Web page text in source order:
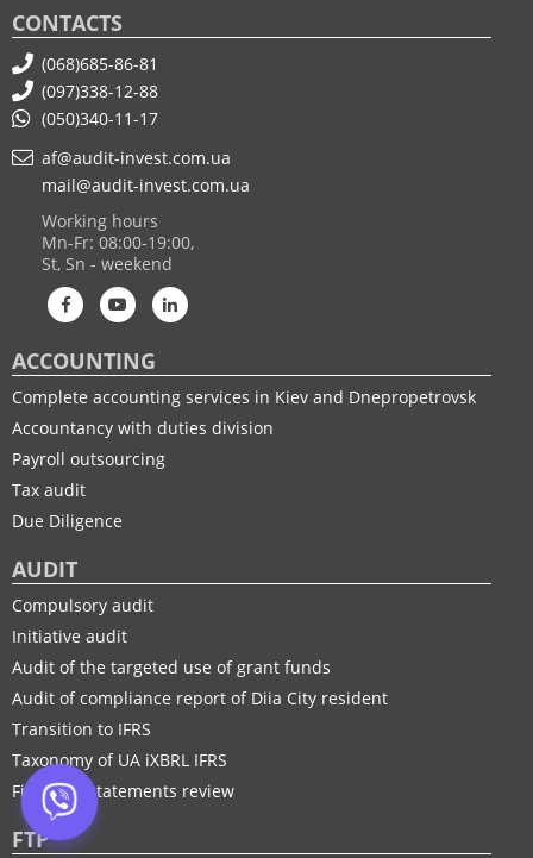
CONTACTS
(068)685-86-81
(097)338-12-88
(050)340-11-17
af@audit-invest.com.ua
mail@audit-invest.com.ua
Working hours
Mn-Fr: 08:00-19:00,
St, Sn - weekend
ACCOUNTING
Complete accounting services in Kiev and Dnepropetrovsk
Accountancy with duties division
Payroll outsourcing
Tax audit
Due Diligence
AUDIT
Compulsory audit
Initiative audit
Audit of the targeted use of grant funds
Audit of compliance report of Diia City resident
Transition to IFRS
Taxonomy of UA іXBRL IFRS
Financial statements review
FTP